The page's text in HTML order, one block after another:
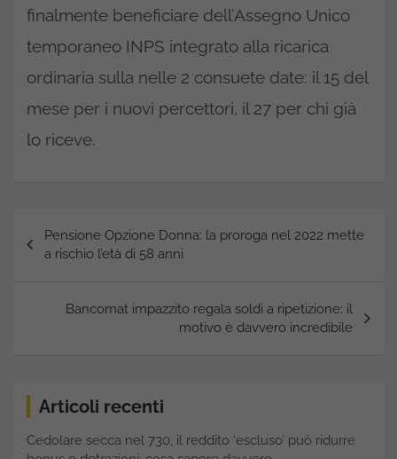
finalmente beneficiare dell’Assegno Unico
temporaneo INPS integrato alla ricarica
ordinaria sulla nelle 2 consuete date: il 15 del
mese per i nuovi percettori, il 27 per chi già
lo riceve.
articoli
Pensione Opzione Donna: la proroga nel 2022 mette
a rischio l’età di 58 anni
Bancomat impazzito regala soldi a ripetizione: il
motivo è davvero incredibile
Articoli recenti
Cedolare secca nel 730, il reddito ‘escluso’ può ridurre